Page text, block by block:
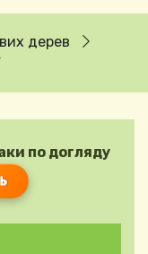
дерев
по догляду